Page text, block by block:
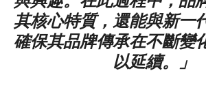
其核心特質，還能與新一
確保其品牌傳承在不斷變
以延續。」